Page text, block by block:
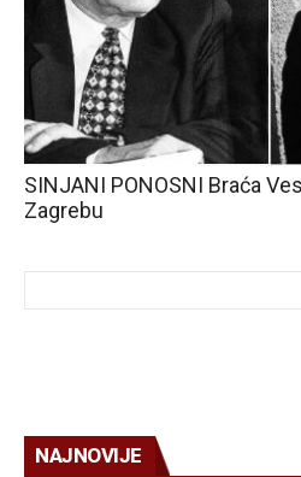
SINJANI PONOSNI Braća
Zagrebu
NAJNOVIJE